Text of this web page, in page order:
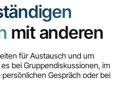
mit anderen
für Austausch und um
bei Gruppendiskussionen, im
Gespräch oder bei